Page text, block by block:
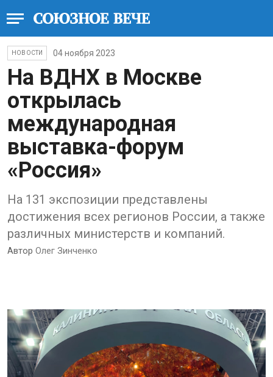
НОВОСТИ 04 ноября 2023
На ВДНХ в Москве
открылась
международная
выставка-форум
«Россия»
На 131 экспозиции представлены
достижения всех регионов России, а также
различных министерств и компаний.
Автор Олег Зинченко